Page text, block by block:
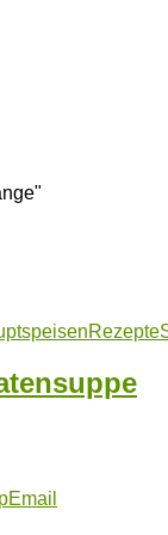
Rezepte
Email